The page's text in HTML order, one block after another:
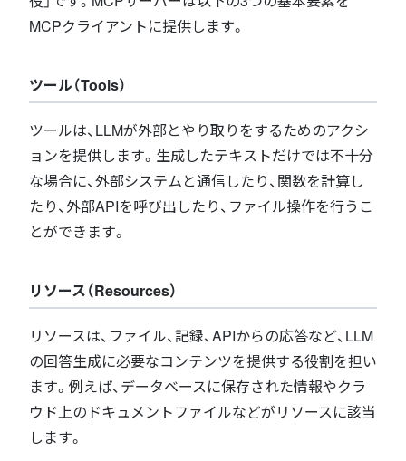
MCPクライアントに提供します。
ツール（Tools）
ツールは、LLMが外部とやり取りをするためのアクシ
ョンを提供します。生成したテキストだけでは不十分
な場合に、外部システムと通信したり、関数を計算し
たり、外部APIを呼び出したり、ファイル操作を行うこ
とができます。
リソース（Resources）
リソースは、ファイル、記録、APIからの応答など、LLM
の回答生成に必要なコンテンツを提供する役割を担い
ます。例えば、データベースに保存された情報やクラ
ウド上のドキュメントファイルなどがリソースに該当
します。